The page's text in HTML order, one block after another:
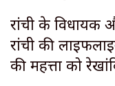
रांची के विधायक
रांची की
की महत्ता को